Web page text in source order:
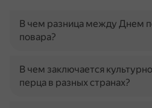
В чем разница между Днем
повара?
В чем заключается
перца в разных странах?